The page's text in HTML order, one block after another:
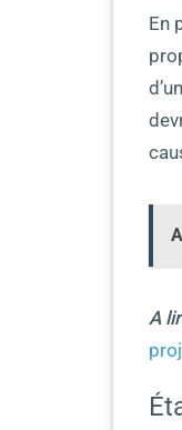
En
A